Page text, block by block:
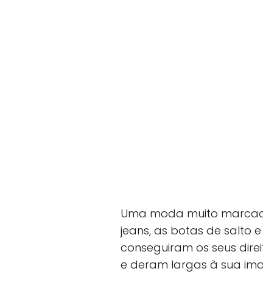
Uma moda muito
jeans, as botas de salto
conseguiram os seus
e deram largas à sua